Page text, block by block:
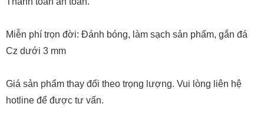
Miễn phí trọn đời: Đánh bóng, làm sạch sản phẩm, gắn đá
Cz dưới 3 mm
Giá sản phẩm thay đổi theo trọng lượng. Vui lòng liên hệ
hotline để được tư vấn.